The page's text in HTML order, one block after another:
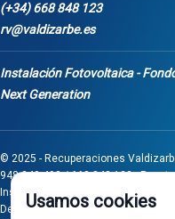
(+34) 668 848 123
rv@valdizarbe.es
Instalación Fotovoltaica -
Next Generation
© 2025 - Recuperaciones
948 340 498 / 668 848 123 -
Inscrita en el Registro Mercantil de
Desarrollado porSeintosoft
Usamos cookies